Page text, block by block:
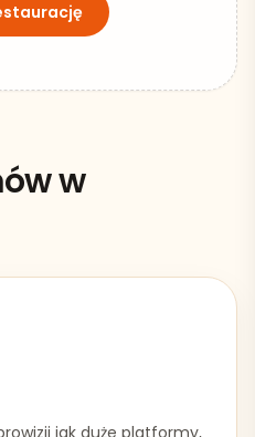
w
jak duże platformy,